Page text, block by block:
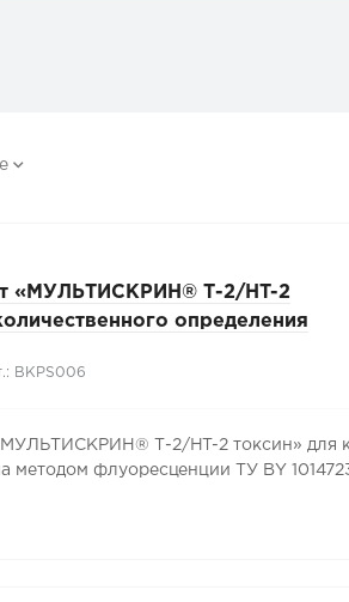
«МУЛЬТИСКРИН® Т-2/HT-2
определения
2026, 50 тестов, арт.
BKPS006
Т-2/HT-2 токсин» для
методом флуоресценции ТУ BY